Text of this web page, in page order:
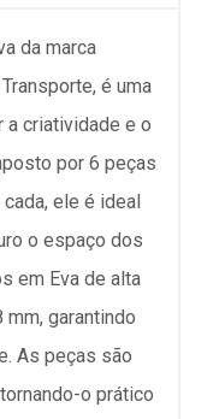
da marca
é uma
a criatividade e o
por 6 peças
ele é ideal
o espaço dos
em Eva de alta
garantindo
As peças são
o prático